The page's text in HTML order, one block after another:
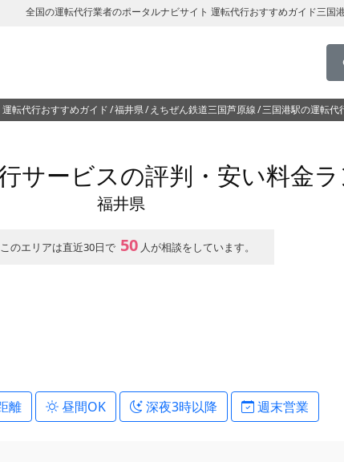
全国の運転代行業者のポータルナビサイト 運転代行おすすめガイド三国
運転代行おすすめガイド 福井県 えちぜん鉄道三国芦原線 三国港駅の運転代
サービスの評判・安い料金
福井県
このエリアは直近30日で 50 人が相談をしています。
離 昼間OK 深夜3時以降 週末営業